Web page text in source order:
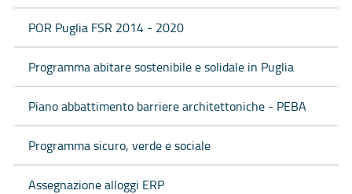
POR Puglia FSR 2014 - 2020
Programma abitare sostenibile e solidale in Puglia
Piano abbattimento barriere architettoniche - PEBA
Programma sicuro, verde e sociale
Assegnazione alloggi ERP